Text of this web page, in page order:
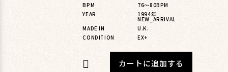
BPM
76〜80BPM
YEAR
1994年
NEW_ARRIVAL
MADE IN
U.K.
CONDITION
EX+
カートに追加する